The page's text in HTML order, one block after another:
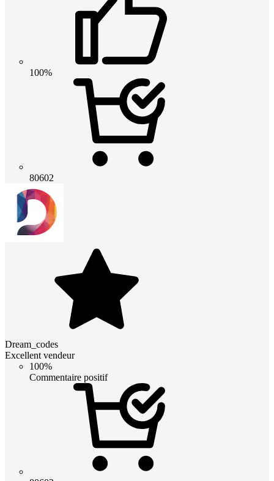
100%
80602
Dream_codes
Excellent vendeur
100%
Commentaire positif